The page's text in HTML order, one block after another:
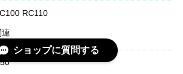
RC110
ショップに質問する